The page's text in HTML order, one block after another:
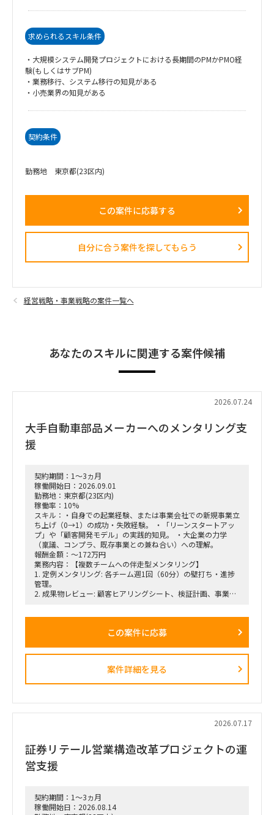
求められるスキル条件
・大規模システム開発プロジェクトにおける長期間のPMかPMO経
験(もしくはサブPM)
・業務移行、システム移行の知見がある
・小売業界の知見がある
契約条件
勤務地 東京都(23区内)
この案件に応募する
自分に合う案件を探してもらう​
経営戦略・事業戦略の案件一覧へ
あなたのスキルに関連する案件候補
2026.07.24
大手自動車部品メーカーへのメンタリング支
援
契約期間：1～3ヵ月
稼働開始日：2026.09.01
勤務地：東京都(23区内)
稼働率：10%
スキル：・自身での起業経験、または事業会社での新規事業立
ち上げ（0→1）の成功・失敗経験。 ・「リーンスタートアッ
プ」や「顧客開発モデル」の実践的知見。 ・大企業の力学
（稟議、コンプラ、既存事業との兼ね合い）への理解。
報酬金額：～172万円
業務内容：【複数チームへの伴走型メンタリング】
1. 定例メンタリング: 各チーム週1回（60分）の壁打ち・進捗
管理。
2. 成果物レビュー: 顧客ヒアリングシート、検証計画、事業計
4. 事務局支援: 事業推進事務局への全体フィードバック（評価
この案件に応募
案件詳細を見る
2026.07.17
証券リテール営業構造改革プロジェクトの運
営支援
契約期間：1～3ヵ月
稼働開始日：2026.08.14